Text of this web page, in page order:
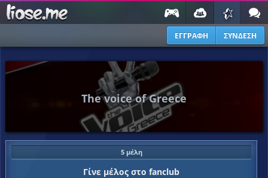
ΕΓΓΡΑΦΗ ΣΥΝΔΕΣΗ
The voice of Greece
5 μέλη
Γίνε μέλος στο fanclub